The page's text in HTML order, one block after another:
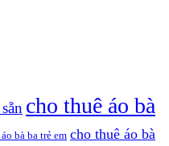
cho thuê áo bà
bà ba trẻ em cho thuê áo bà